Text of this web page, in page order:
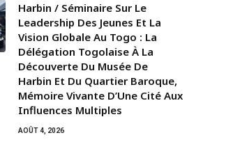
Harbin / Séminaire Sur Le
Leadership Des Jeunes Et La
Vision Globale Au Togo : La
Délégation Togolaise À La
Découverte Du Musée De
Harbin Et Du Quartier Baroque,
Mémoire Vivante D’Une Cité Aux
Influences Multiples
AOÛT 4, 2026